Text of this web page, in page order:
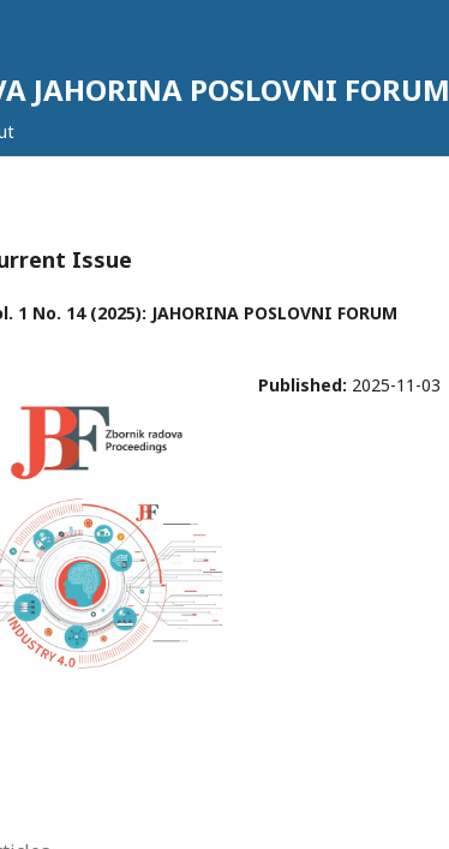
JAHORINA POSLOVNI FORUM
Issue
1 No. 14 (2025): JAHORINA POSLOVNI FORUM
Published: 2025-11-03